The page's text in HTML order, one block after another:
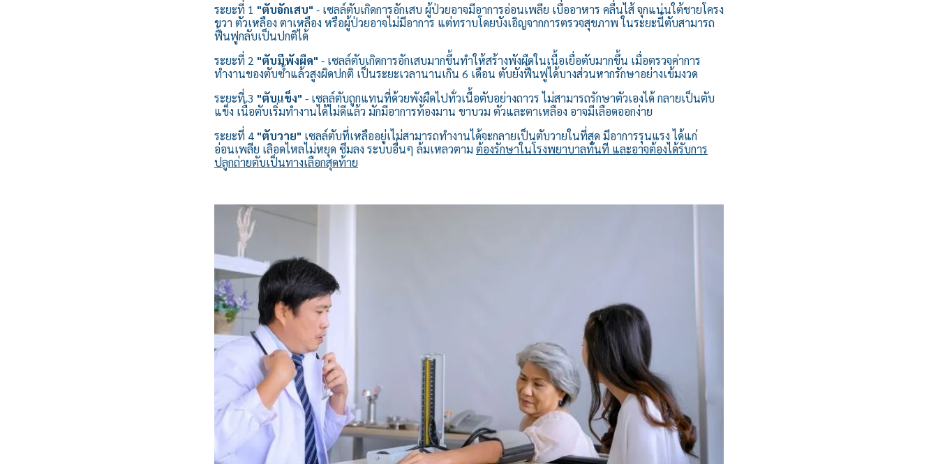
ระยะที่ 1 "ตับอักเสบ" - เซลล์ตับเกิดการอักเสบ ผู้ป่วยอาจมีอาการอ่อนเพลีย เบื่ออาหาร คลื่นไส้ จุกแน่นใต้ชายโครง
ขวา ตัวเหลือง ตาเหลือง หรือผู้ป่วยอาจไม่มีอาการ แต่ทราบโดยบังเอิญจากการตรวจสุขภาพ ในระยะนี้ตับสามารถ
ฟื้นฟูกลับเป็นปกติได้
ระยะที่ 2 "ตับมีพังผืด" - เซลล์ตับเกิดการอักเสบมากขึ้นทำให้สร้างพังผืดในเนื้อเยื่อตับมากขึ้น เมื่อตรวจค่าการ
ทำงานของตับซ้ำแล้วสูงผิดปกติ เป็นระยะเวลานานเกิน 6 เดือน ตับยังฟื้นฟูได้บางส่วนหากรักษาอย่างเข้มงวด
ระยะที่ 3 "ตับแข็ง" - เซลล์ตับถูกแทนที่ด้วยพังผืดไปทั่วเนื้อตับอย่างถาวร ไม่สามารถรักษาตัวเองได้ กลายเป็นตับ
แข็ง เนื้อตับเริ่มทำงานได้ไม่ดีแล้ว มักมีอาการท้องมาน ขาบวม ตัวและตาเหลือง อาจมีเลือดออกง่าย
ระยะที่ 4 "ตับวาย" เซลล์ตับที่เหลืออยู่เไม่สามารถทำงานได้จะกลายเป็นตับวายในที่สุด มีอาการรุนแรง ได้แก่
อ่อนเพลีย เลิอดไหลไม่หยุด ซึมลง ระบบอื่นๆ ล้มเหลวตาม ต้องรักษาในโรงพยาบาลทันที และอาจต้องได้รับการ
ปลูกถ่ายตับเป็นทางเลือกสุดท้าย